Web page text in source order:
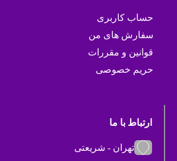
حساب کاربری
سفارش های من
قوانین و مقررات
حریم خصوصی
ارتباط با ما
تهران - شریعتی